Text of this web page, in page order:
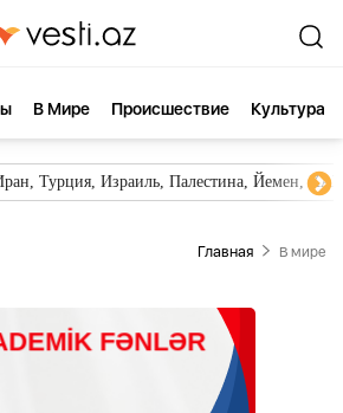
В Мире Происшествие Культура
Турция, Израиль, Палестина, Йемен,
Главная В мире